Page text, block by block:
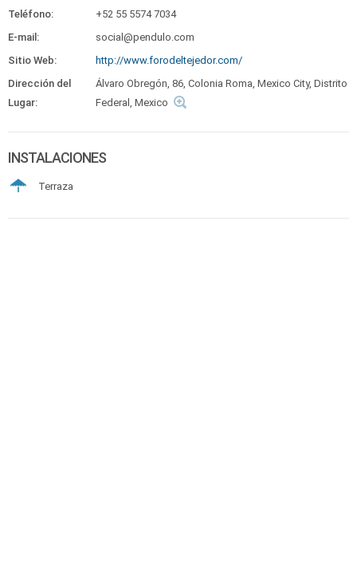
Teléfono:
+52 55 5574 7034
E-mail:
social@pendulo.com
Sitio Web:
http://www.forodeltejedor.com/
Dirección del
Lugar:
Álvaro Obregón, 86, Colonia Roma, Mexico City, Distrito
Federal, Mexico
INSTALACIONES
Terraza